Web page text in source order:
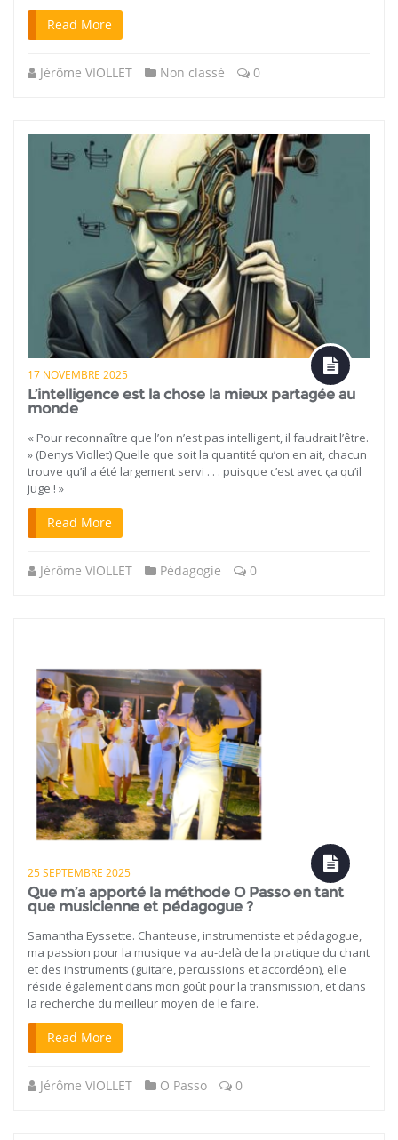
Read More
Jérôme VIOLLET Non classé 0
17 NOVEMBRE 2025
L’intelligence est la chose la mieux partagée au
monde
« Pour reconnaître que l’on n’est pas intelligent, il faudrait l’être.
» (Denys Viollet) Quelle que soit la quantité qu’on en ait, chacun
trouve qu’il a été largement servi . . . puisque c’est avec ça qu’il
juge ! »
Read More
Jérôme VIOLLET Pédagogie 0
25 SEPTEMBRE 2025
Que m’a apporté la méthode O Passo en tant
que musicienne et pédagogue ?
Samantha Eyssette. Chanteuse, instrumentiste et pédagogue,
ma passion pour la musique va au-delà de la pratique du chant
et des instruments (guitare, percussions et accordéon), elle
réside également dans mon goût pour la transmission, et dans
la recherche du meilleur moyen de le faire.
Read More
Jérôme VIOLLET O Passo 0